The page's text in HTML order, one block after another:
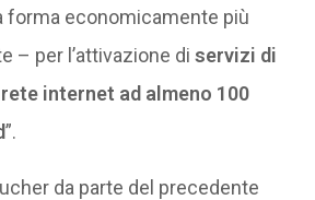
forma economicamente più
– per l’attivazione di servizi di
internet ad almeno 100
”.
da parte del precedente